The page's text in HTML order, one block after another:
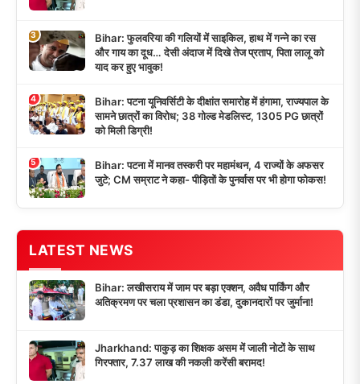
3
Bihar: फुलवरिया की गलियों में साइकिल, हाथ में गन्ने का रस
और गाय का दूध… देसी अंदाज में दिखे तेज प्रताप, पिता लालू को
याद कर हुए भावुक!
4
Bihar: पटना यूनिवर्सिटी के दीक्षांत समारोह में हंगामा, राज्यपाल के
सामने छात्रों का विरोध; 38 गोल्ड मेडलिस्ट, 1305 PG छात्रों
को मिली डिग्री!
5
Bihar: पटना में मानव तस्करी पर महामंथन, 4 राज्यों के अफसर
जुटे; CM सम्राट ने कहा- पीड़ितों के पुनर्वास पर भी होगा फोकस!
LATEST NEWS
Bihar: लखीसराय में जाम पर बड़ा एक्शन, अवैध पार्किंग और
अतिक्रमण पर चला प्रशासन का डंडा, दुकानदारों पर जुर्माना!
Jharkhand: पाकुड़ का शिक्षक असम में जाली नोटों के साथ
गिरफ्तार, 7.37 लाख की नकली करेंसी बरामद!